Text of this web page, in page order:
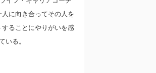
に向き合ってその人を
ることにやりがいを感
いる。